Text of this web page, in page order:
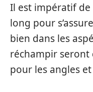
Il est impératif
long pour
bien dans les
réchampir seront
pour les angles et